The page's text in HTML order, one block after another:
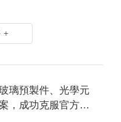
+
璃預製件、光學元
，成功克服官方意